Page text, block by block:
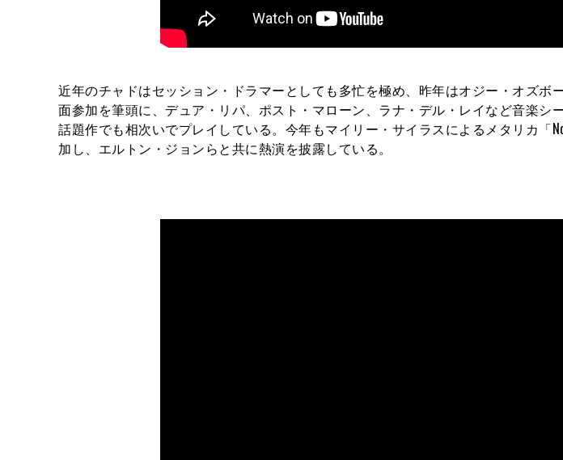
近年のチャドはセッション・ドラマーとしても多忙を極め、昨年はオジー・オズボ
面参加を筆頭に、デュア・リパ、ポスト・マローン、ラナ・デル・レイなど音楽シ
話題作でも相次いでプレイしている。今年もマイリー・サイラスによるメタリカ「
加し、エルトン・ジョンらと共に熱演を披露している。